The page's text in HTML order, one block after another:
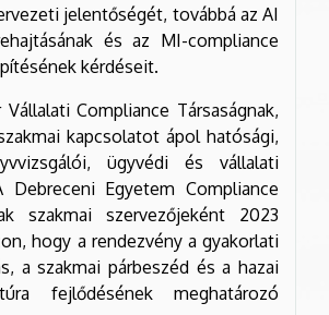
jelentőségét, továbbá az AI
és az MI-compliance
kérdéseit.
Vállalati Compliance Társaságnak,
kapcsolatot ápol hatósági,
ügyvédi és vállalati
Debreceni Egyetem Compliance
szakmai szervezőjeként 2023
hogy a rendezvény a gyakorlati
a szakmai párbeszéd és a hazai
fejlődésének meghatározó